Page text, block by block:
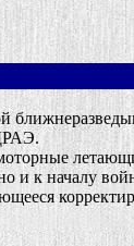
и к началу